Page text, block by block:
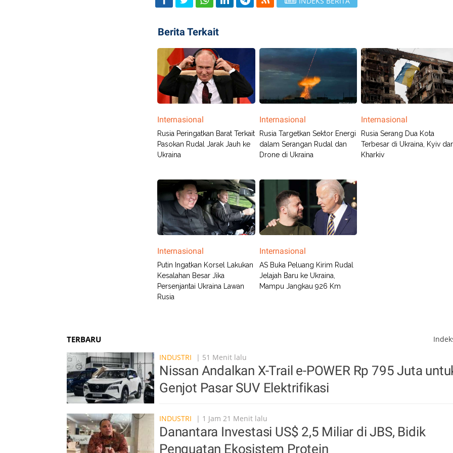
Berita Terkait
Internasional
Rusia Peringatkan Barat Terkait
Pasokan Rudal Jarak Jauh ke
Ukraina
Internasional
Rusia Targetkan Sektor Energi
dalam Serangan Rudal dan
Drone di Ukraina
Internasional
Rusia Serang Dua Kota
Terbesar di Ukraina, Kyiv
Kharkiv
Internasional
Putin Ingatkan Korsel Lakukan
Kesalahan Besar Jika
Persenjantai Ukraina Lawan
Rusia
Internasional
AS Buka Peluang Kirim Rudal
Jelajah Baru ke Ukraina,
Mampu Jangkau 926 Km
TERBARU
INDUSTRI
| 51 Menit lalu
Nissan Andalkan X-Trail e-POWER Rp 795 Juta
Genjot Pasar SUV Elektrifikasi
INDUSTRI | 1 Jam 21 Menit lalu
Danantara Investasi US$ 2,5 Miliar di JBS, Bidik
Penguatan Ekosistem Protein